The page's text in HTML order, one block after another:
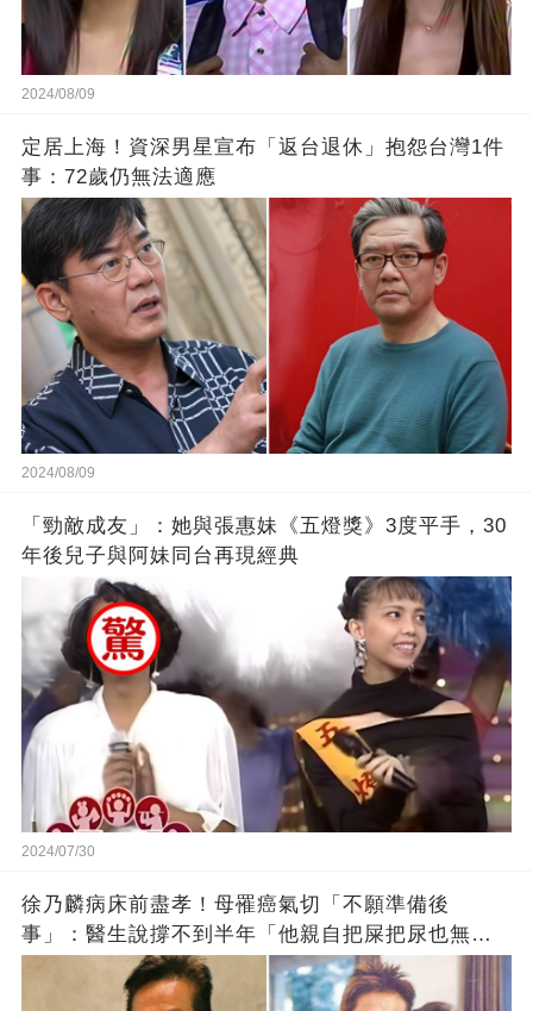
2024/08/09
定居上海！資深男星宣布「返台退休」抱怨台灣1件
事：72歲仍無法適應
2024/08/09
「勁敵成友」：她與張惠妹《五燈獎》3度平手，30
年後兒子與阿妹同台再現經典
2024/07/30
徐乃麟病床前盡孝！母罹癌氣切「不願準備後
事」：醫生說撐不到半年「他親自把屎把尿也無